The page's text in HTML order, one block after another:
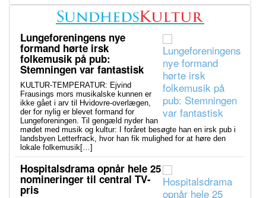
Lungeforeningens nye
formand hørte irsk
folkemusik på pub:
Stemningen var fantastisk
KULTUR-TEMPERATUR: Ejvind
Frausings mors musikalske kunnen er
ikke gået i arv til Hvidovre-overlægen,
der for nylig er blevet formand for
Lungeforeningen. Til gengæld nyder han
mødet med musik og kultur: I foråret besøgte han en irsk pub i
landsbyen Letterfrack, hvor han fik mulighed for at høre den
lokale folkemusik[…]
Hospitalsdrama opnår hele 25
nomineringer til central TV-
pris